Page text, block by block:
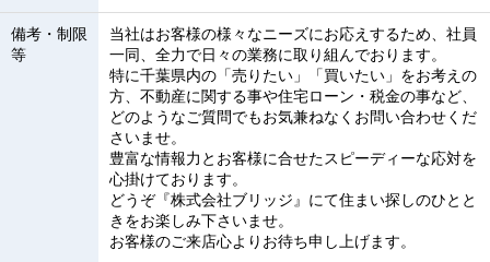
備考・制限
等
当社はお客様の様々なニーズにお応えするため、社員
一同、全力で日々の業務に取り組んでおります。
特に千葉県内の「売りたい」「買いたい」をお考えの
方、不動産に関する事や住宅ローン・税金の事など、
どのようなご質問でもお気兼ねなくお問い合わせくだ
さいませ。
豊富な情報力とお客様に合せたスピーディーな応対を
心掛けております。
どうぞ『株式会社ブリッジ』にて住まい探しのひとと
きをお楽しみ下さいませ。
お客様のご来店心よりお待ち申し上げます。